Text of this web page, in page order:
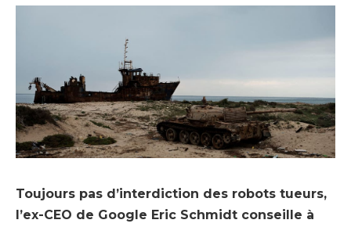
Toujours pas d’interdiction des robots tueurs,
l’ex-CEO de Google Eric Schmidt conseille à